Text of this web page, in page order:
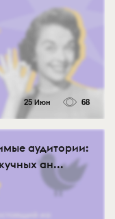
25 Июн 68
аудитории:
ан...